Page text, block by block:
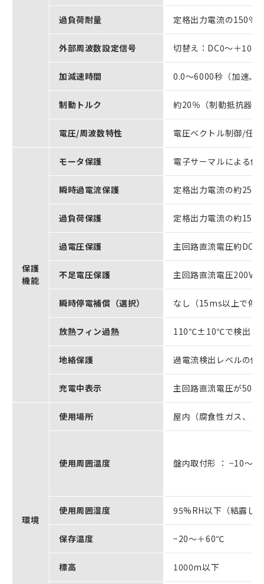
過負荷耐量 定格出力電流の150％
外部周波数設定信号 切替え：DC0～＋
加減速時間 0.0～6000秒（加速、
制動トルク 約20％（制動抵抗器
電圧/周波数特性 電圧ベクトル制御/任
保護
機能
モータ保護 電子サーマルによる保
瞬時過電流保護 定格出力電流の約250
過負荷保護 定格出力電流の約150
過電圧保護 主回路直流電圧約
不足電圧保護 主回路直流電圧200V
瞬時停電補償（選択） なし（15ms以上で停
放熱フィン過熱 110℃±10℃で検出
地絡保護 過電流検出レベルの保
充電中表示 主回路直流電圧が50V
環境
使用場所 屋内（腐食性ガス、じ
使用周囲温度 盤内取付形 ： −10～
使用周囲湿度 95%RH以下（結露し
保存温度 −20～＋60℃
標高 1000m以下